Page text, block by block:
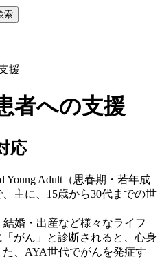
援
者への支援
応
Young Adult（思春期・若年成
主に、15歳から30代までの世
婚・出産など様々なライフ
がん」と診断されると、心身
、AYA世代でがんを発症す